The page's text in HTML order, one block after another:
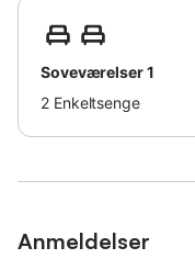
Soveværelser 1
2 Enkeltsenge
Anmeldelser